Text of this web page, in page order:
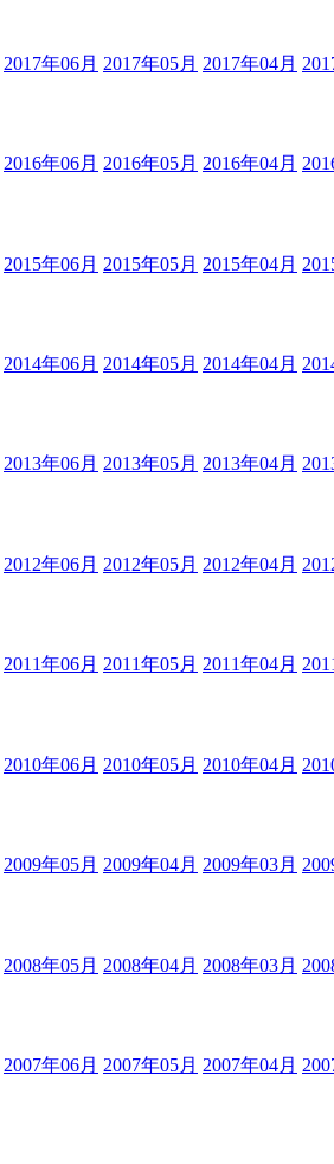
2017年06月 2017年05月 2017年04月
2016年06月 2016年05月 2016年04月
2015年06月 2015年05月 2015年04月
2014年06月 2014年05月 2014年04月
2013年06月 2013年05月 2013年04月
2012年06月 2012年05月 2012年04月
2011年06月 2011年05月 2011年04月
2010年06月 2010年05月 2010年04月
2009年05月 2009年04月 2009年03月
2008年05月 2008年04月 2008年03月
2007年06月 2007年05月 2007年04月